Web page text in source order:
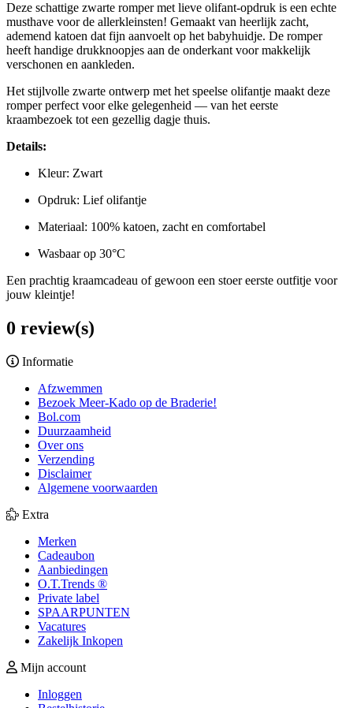
Deze schattige zwarte romper met lieve olifant-opdruk is een echte
musthave voor de allerkleinsten! Gemaakt van heerlijk zacht,
ademend katoen dat fijn aanvoelt op het babyhuidje. De romper
heeft handige drukknoopjes aan de onderkant voor makkelijk
verschonen en aankleden.
Het stijlvolle zwarte ontwerp met het speelse olifantje maakt deze
romper perfect voor elke gelegenheid — van het eerste
kraambezoek tot een gezellig dagje thuis.
Details:
Kleur: Zwart
Opdruk: Lief olifantje
Materiaal: 100% katoen, zacht en comfortabel
Wasbaar op 30°C
Een prachtig kraamcadeau of gewoon een stoer eerste outfitje voor
jouw kleintje!
0 review(s)
Informatie
Afzwemmen
Bezoek Meer-Kado op de Braderie!
Bol.com
Duurzaamheid
Over ons
Verzending
Disclaimer
Algemene voorwaarden
Extra
Merken
Cadeaubon
Aanbiedingen
O.T.Trends ®
Private label
SPAARPUNTEN
Vacatures
Zakelijk Inkopen
Mijn account
Inloggen